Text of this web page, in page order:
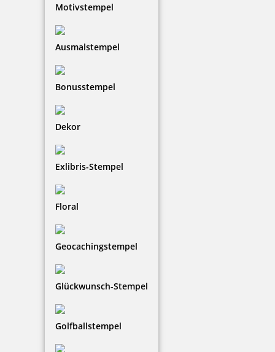
Motivstempel
Ausmalstempel
Bonusstempel
Dekor
Exlibris-Stempel
Floral
Geocachingstempel
Glückwunsch-Stempel
Golfballstempel
Kupietz Verdünnung 445 50 ml für Betonsignierfarbe
6,81 €